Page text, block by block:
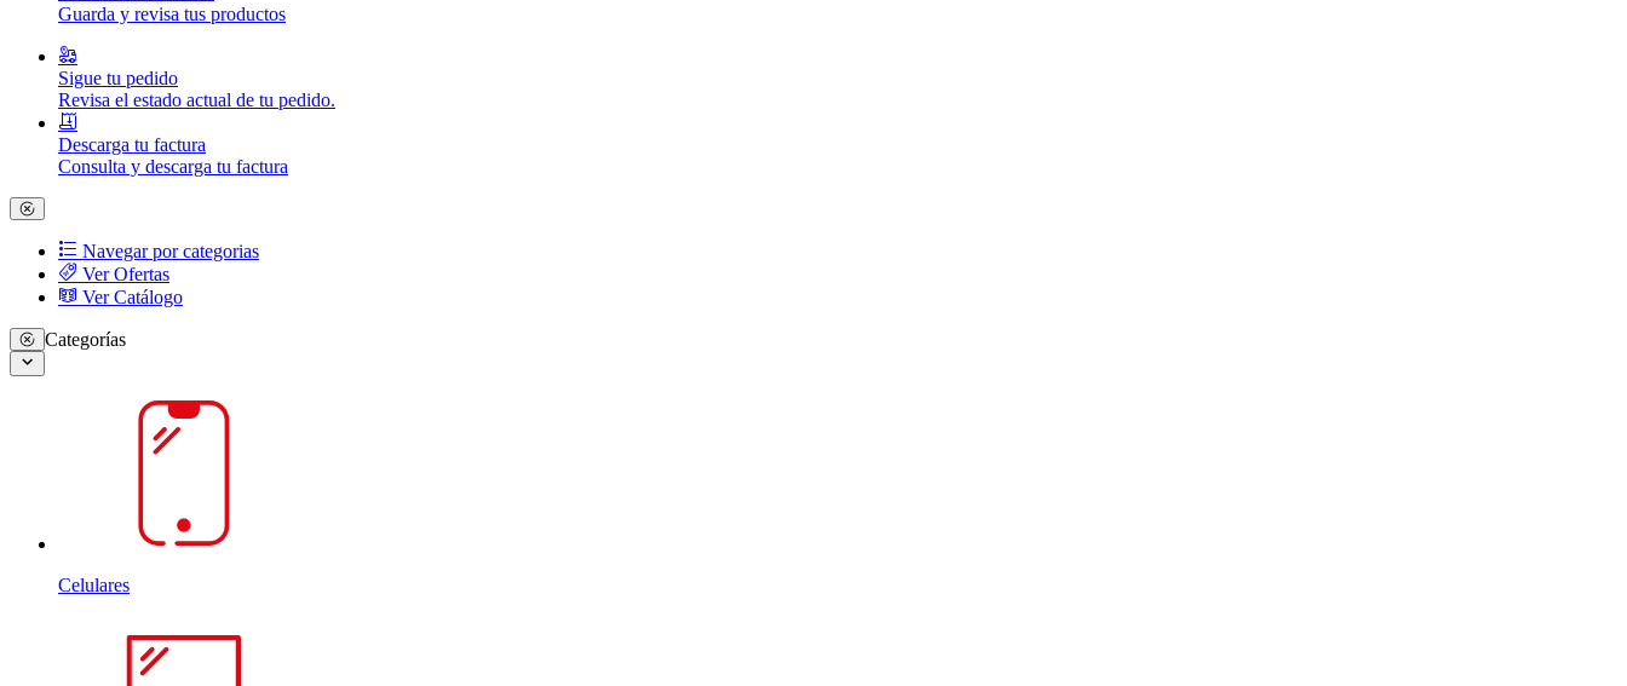
Guarda y revisa tus productos
Sigue tu pedido
Revisa el estado actual de tu pedido.
Descarga tu factura
Consulta y descarga tu factura
Navegar por categorias
Ver Ofertas
Ver Catálogo
Categorías
Celulares